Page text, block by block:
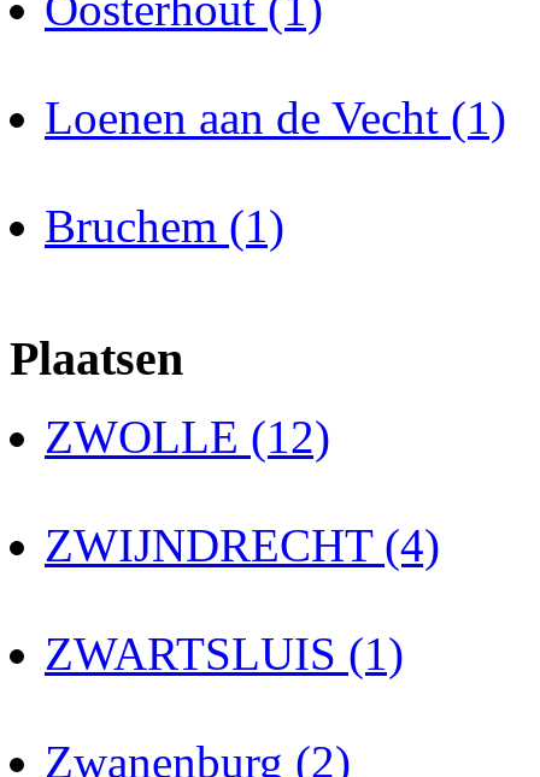
Loenen aan de Vecht (1)
Bruchem (1)
Plaatsen
ZWOLLE (12)
ZWIJNDRECHT (4)
ZWARTSLUIS (1)
Zwanenburg (2)